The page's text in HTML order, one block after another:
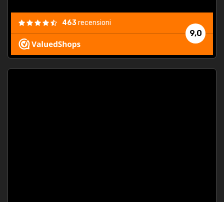
9,0
463recensioni